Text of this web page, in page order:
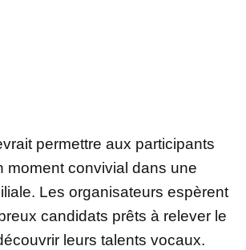
permettre aux participants
moment convivial dans une
Les organisateurs espèrent
candidats prêts à relever le
leurs talents vocaux.